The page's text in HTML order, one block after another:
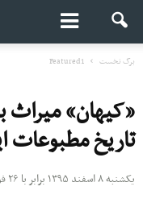
برگ نخست Featured1
تاریخ مطبوعات
یکشنبه ۸ اسفند ۱۳۹۵ برابر با ۲۶ فوریه ۲۰۱۷